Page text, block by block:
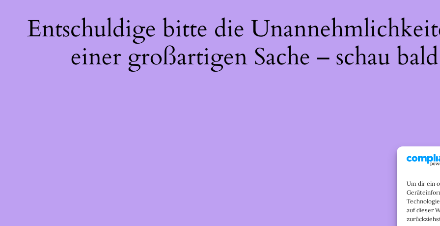
Um dir ein
auf dieser
Entschuldige bitte die
einer großartigen Sache – schau